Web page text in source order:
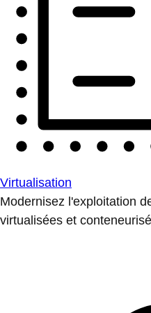
Virtualisation
Modernisez l'exploitation
virtualisées et